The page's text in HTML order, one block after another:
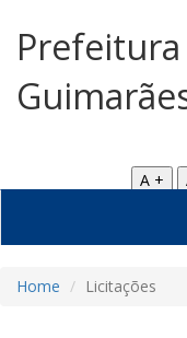
A +
Home Licitações